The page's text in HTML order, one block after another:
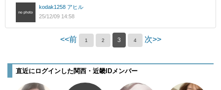
kodak1258 アヒル
25/12/09 14:58
<<前 1 2 3 4 次>>
直近にログインした関西・近畿IDメンバー